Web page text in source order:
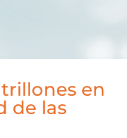
en
de las